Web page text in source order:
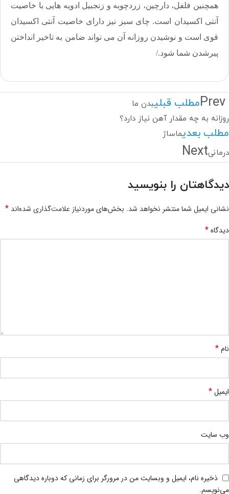
همچنین فلفل، دارچین، زردچوبه و زنجبیل ادویه هایی با خاصیت
آنتی اکسیدان است. چای سبز نیز دارای خاصیت آنتی اکسیدان
قوی است و نوشیدن روزانه آن می تواند ضامن به تاخیر انداختن
پیرشدن شما شود./
Prevمطلب قبلیبدن ما
روزانه به چه مقدار آهن نیاز دارد؟
مطلب بعدیماساژ
درمانیNext
دیدگاهتان را بنویسید
نشانی ایمیل شما منتشر نخواهد شد. بخش‌های موردنیاز علامت‌گذاری شده‌اند *
دیدگاه*
نام*
ایمیل*
وب‌ سایت
ذخیره نام، ایمیل و وبسایت من در مرورگر برای زمانی که دوباره دیدگاهی
می‌نویسم.